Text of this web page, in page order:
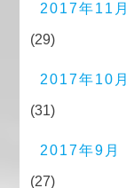
2017年11月
(29)
2017年10月
(31)
2017年9月
(27)